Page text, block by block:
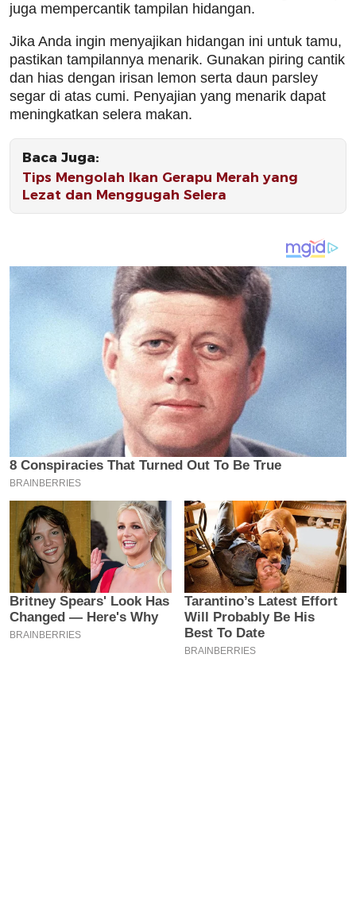
juga mempercantik tampilan hidangan.
Jika Anda ingin menyajikan hidangan ini untuk tamu,
pastikan tampilannya menarik. Gunakan piring cantik
dan hias dengan irisan lemon serta daun parsley
segar di atas cumi. Penyajian yang menarik dapat
meningkatkan selera makan.
Baca Juga:
Tips Mengolah Ikan Gerapu Merah yang
Lezat dan Menggugah Selera